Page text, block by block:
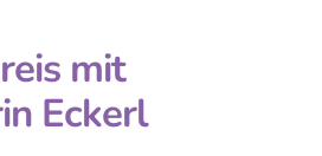
mit
Eckerl